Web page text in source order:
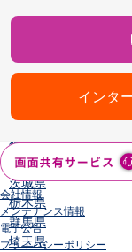
北海道
岩手県
宮城県
山形県
福島県
関東／北陸・甲信越
茨城県
栃木県
群馬県
埼玉県
インタ
会社情報
メンテナンス情報
電子公告
プライバシーポリシー